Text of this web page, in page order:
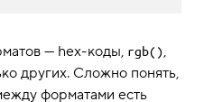
— hex-коды, rgb(),
других. Сложно понять,
форматами есть